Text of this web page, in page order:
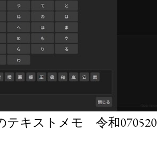
テキストメモ 令和070520